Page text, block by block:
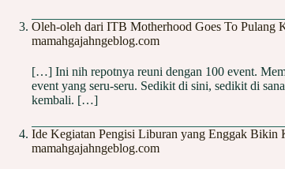
Oleh-oleh dari ITB Motherhood Goes To Pulang
mamahgajahngeblog.com
[…] Ini nih repotnya reuni dengan 100 event.
event yang seru-seru. Sedikit di sini, sedikit di
kembali. […]
Ide Kegiatan Pengisi Liburan yang Enggak Bikin
mamahgajahngeblog.com